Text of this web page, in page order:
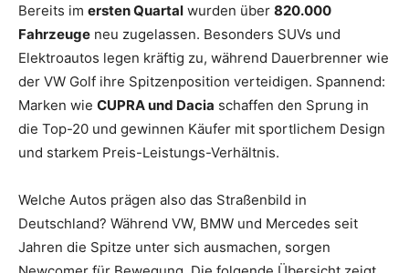
Bereits im ersten Quartal wurden über 820.000
Fahrzeuge neu zugelassen. Besonders SUVs und
Elektroautos legen kräftig zu, während Dauerbrenner wie
der VW Golf ihre Spitzenposition verteidigen. Spannend:
Marken wie CUPRA und Dacia schaffen den Sprung in
die Top-20 und gewinnen Käufer mit sportlichem Design
und starkem Preis-Leistungs-Verhältnis.
Welche Autos prägen also das Straßenbild in
Deutschland? Während VW, BMW und Mercedes seit
Jahren die Spitze unter sich ausmachen, sorgen